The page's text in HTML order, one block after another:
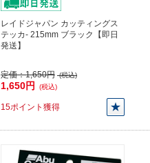
レイドジャパン カッティングス
テッカ- 215mm ブラック【即日
発送】
定価：1,650円 (税込)
1,650円 (税込)
15ポイント獲得